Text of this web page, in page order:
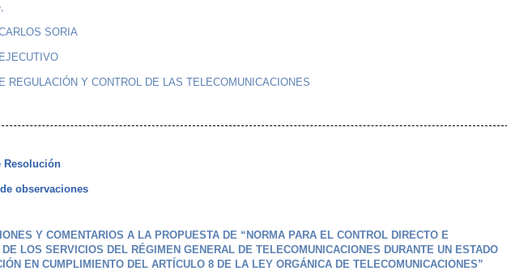
SORIA
REGULACIÓN Y CONTROL DE LAS TELECOMUNICACIONES
Resolución
observaciones
Y COMENTARIOS A LA PROPUESTA DE “NORMA PARA EL CONTROL DIRECTO E
DE LOS SERVICIOS DEL RÉGIMEN GENERAL DE TELECOMUNICACIONES DURANTE UN ESTADO
EN CUMPLIMIENTO DEL ARTÍCULO 8 DE LA LEY ORGÁNICA DE TELECOMUNICACIONES”